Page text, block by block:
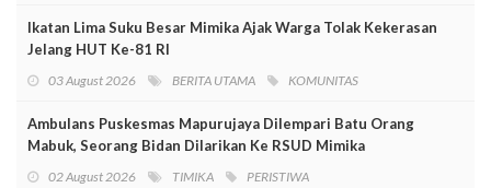
Ikatan Lima Suku Besar Mimika Ajak Warga Tolak Kekerasan
Jelang HUT Ke-81 RI
03 August 2026 BERITA UTAMA KOMUNITAS
Ambulans Puskesmas Mapurujaya Dilempari Batu Orang
Mabuk, Seorang Bidan Dilarikan Ke RSUD Mimika
02 August 2026 TIMIKA PERISTIWA